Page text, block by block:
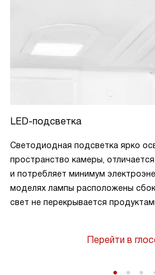
LED-подсветка
Светодиодная подсветка ярко
пространство камеры,
и потребляет минимум
моделях лампы расположены
свет не перекрывается
Перейти в